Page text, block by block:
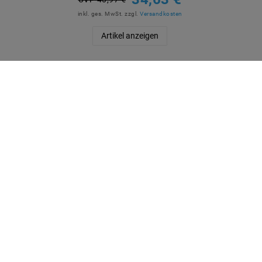
inkl. ges. MwSt. zzgl. Versandkosten
Artikel anzeigen